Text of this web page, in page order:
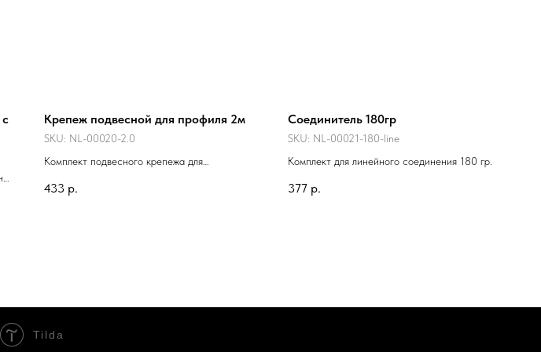
Крепеж подвесной для профиля 2м
SKU: NL-00020-2.0
Комплект подвесного крепежа для
433 р.
Соединитель 180гр
SKU: NL-00021-180-line
Комплект для линейного соединения 180 гр.
377 р.
Tilda